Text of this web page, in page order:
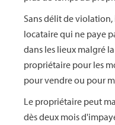
Sans délit de
locataire qui ne paye
dans les lieux malgré
propriétaire pour les
pour vendre ou pour
Le propriétaire peut
dès deux mois